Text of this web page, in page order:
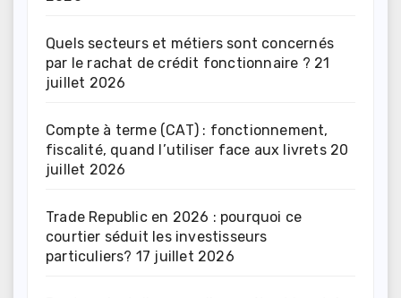
Quels secteurs et métiers sont concernés
par le rachat de crédit fonctionnaire ? 21
juillet 2026
Compte à terme (CAT) : fonctionnement,
fiscalité, quand l’utiliser face aux livrets 20
juillet 2026
Trade Republic en 2026 : pourquoi ce
courtier séduit les investisseurs
particuliers? 17 juillet 2026